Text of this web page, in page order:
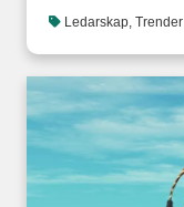
Ledarskap Trender